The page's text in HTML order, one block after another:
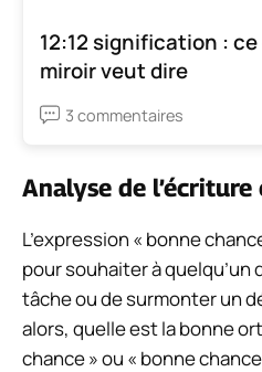
12:12 signification :
miroir veut dire
3 commentaires
Analyse de
L’expression « bonne
pour souhaiter à quelqu’un
tâche ou de surmonter un
alors, quelle est la bonne
chance » ou « bonne chance